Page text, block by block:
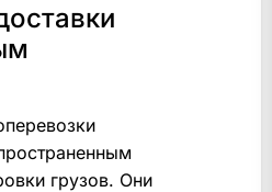
грузов. Они